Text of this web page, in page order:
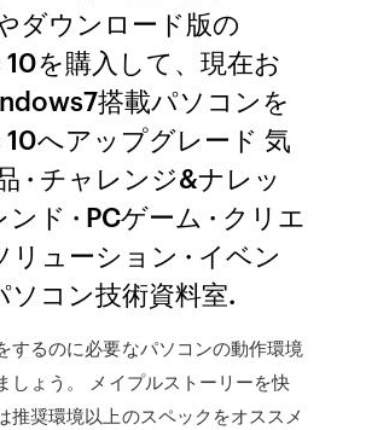
ダウンロード版の
を購入して、現在お
搭載パソコンを
へアップグレード 気
· チャレンジ&ナレッ
ンド · PCゲーム · クリエ
リューション · イベン
ソコン技術資料室.
するのに必要なパソコンの動作環境
しょう。 メイプルストーリーを快
推奨環境以上のスペックをオススメ